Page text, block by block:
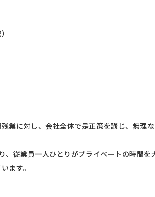
業に対し、会社全体で是正策を講じ、無理
従業員一人ひとりがプライベートの時間を
ます。